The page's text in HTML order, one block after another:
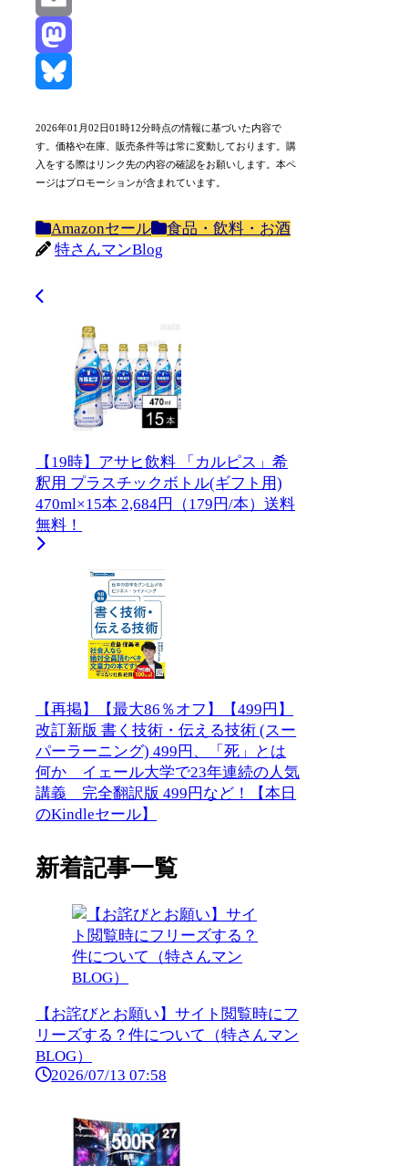
Email
Mastodon
2026年01月02日01時12分時点の情報に基づいた内容で
す。価格や在庫、販売条件等は常に変動しております。購
入をする際はリンク先の内容の確認をお願いします。本ペ
ージはプロモーションが含まれています。
Amazonセール
食品・飲料・お酒
特さんマンBlog
【19時】アサヒ飲料 「カルピス」希
釈用 プラスチックボトル(ギフト用)
470ml×15本 2,684円（179円/本）送料
無料！
【再掲】【最大86％オフ】【499円】
改訂新版 書く技術・伝える技術 (スー
パーラーニング) 499円、「死」とは
何か イェール大学で23年連続の人気
講義 完全翻訳版 499円など！【本日
のKindleセール】
新着記事一覧
【お詫びとお願い】サイト閲覧時にフ
リーズする？件について（特さんマン
BLOG）
2026/07/13 07:58